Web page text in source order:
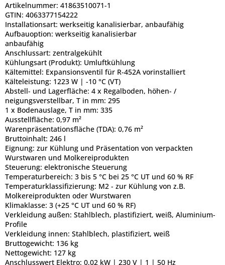
Artikelnummer: 41863510071-1
GTIN: 4063377154222
Installationsart: werkseitig kanalisierbar, anbaufähig
Aufbauoption: werkseitig kanalisierbar
anbaufähig
Anschlussart: zentralgekühlt
Kühlungsart (Produkt): Umluftkühlung
Kältemittel: Expansionsventil für R-452A vorinstalliert
Kälteleistung: 1223 W | -10 °C (VT)
Abstell- und Lagerfläche: 4 x Regalboden, höhen- /
neigungsverstellbar, T in mm: 295
1 x Bodenauslage, T in mm: 335
Ausstellfläche: 0,97 m²
Warenpräsentationsfläche (TDA): 0,76 m²
Bruttoinhalt: 246 l
Eignung: zur Kühlung und Präsentation von verpackten
Wurstwaren und Molkereiprodukten
Steuerung: elektronische Steuerung
Temperaturbereich: 3 bis 5 °C bei 25 °C UT und 60 % RF
Temperaturklassifizierung: M2 - zur Kühlung von z.B.
Molkereiprodukten oder Wurstwaren
Klimaklasse: 3 (+25 °C UT und 60 % RF)
Verkleidung außen: Stahlblech, plastifiziert, weiß, Aluminium-
Profile
Verkleidung innen: Stahlblech, plastifiziert, weiß
Bruttogewicht: 136 kg
Nettogewicht: 127 kg
Anschlusswert Elektro: 0,02 kW | 230 V | 1 | 50 Hz